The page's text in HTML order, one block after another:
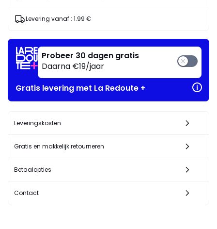
Geniet
Levering vanaf : 1.99 €
Probeer 30 dagen gratis
Daarna €19/jaar
Gratis levering met La Redoute +
Leveringskosten
Gratis en makkelijk retourneren
Betaalopties
Contact